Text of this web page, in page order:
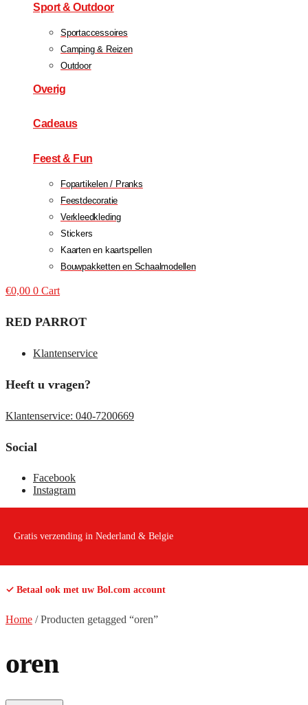
Sport & Outdoor
Sportaccessoires
Camping & Reizen
Outdoor
Overig
Cadeaus
Feest & Fun
Fopartikelen / Pranks
Feestdecoratie
Verkleedkleding
Stickers
Kaarten en kaartspellen
Bouwpakketten en Schaalmodellen
€0,00 0 Cart
RED PARROT
Klantenservice
Heeft u vragen?
Klantenservice: 040-7200669
Social
Facebook
Instagram
Gratis verzending in Nederland & Belgie
✓ Betaal ook met uw Bol.com account
Home /Producten getagged “oren”
oren